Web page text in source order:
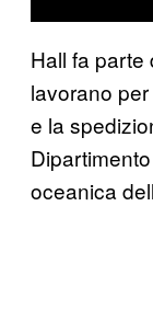
Hall fa parte
lavorano
e la
oceanica